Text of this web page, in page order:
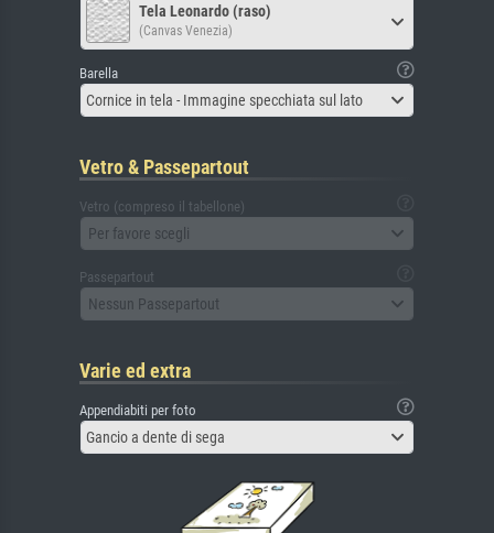
Tela Leonardo (raso)
(Canvas Venezia)
Barella
Cornice in tela - Immagine specchiata sul lato
Vetro & Passepartout
Vetro (compreso il tabellone)
Per favore scegli
Passepartout
Nessun Passepartout
Varie ed extra
Appendiabiti per foto
Gancio a dente di sega